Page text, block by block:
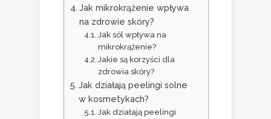
Jak mikrokrążenie wpływa
na zdrowie skóry?
Jak sól wpływa na
mikrokrążenie?
Jakie są korzyści dla
zdrowia skóry?
Jak działają peelingi solne
w kosmetykach?
Jak działają peelingi